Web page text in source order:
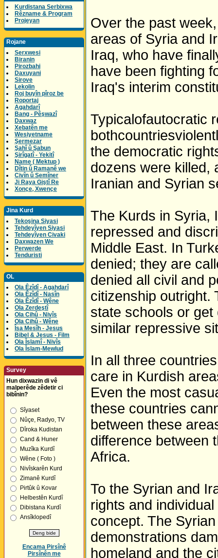
Kurdistana Serbixwa
Rêzname & Program
Projeyan
Rojane
Serxwesi
Biranin
Pirozbahi
Daxuyani
Sirove
Lekolin
Roj buyîn pîroz be
Roportaj
Agahdarî
Bang - Pêşwazî
Daxwaz
Xebatên me
Wesiyetname
Şermezar
Şahî û Şabun
Şirîgatî - Yekitî
Name ( Mektup )
Dîtin û Ramanê we
Civîn û Semîner
Ji Raya Giştî Re
Xonçe, Xwençe
Jina Kurd
Tekoşina Siyasi
Tehdeyîyen Siyasi
Tehdeyîyen Civaki
Daxwazen We
Perwerde
Tenduristi
OL
Ola Êzîdî - Agahdarî
Ola Êzîdî - Nasîn
Ola Êzîdî - Wêne
Ola Zerdeştî
Ola Cihû - Nivîs
Ola Cihû - Wêne
Îsa Mesîh - Jesus
Bibel & Jesus - Film
Ola Îslamî - Nivîs
Ola Îslam-Mewlud
Survey
Hun dixwazin di vê
malperêde zêdetir ci
bibînin?
Sîyaset
Nûçe, Radyo, TV
Dîroka Kudistan
Cand & Huner
Muzîka Kurdî
Wêne ( Foto )
Nivîskarên Kurd
Zimanê Kurdî
Pirtûk û Kovar
Helbestên Kurdî
Dibistana Kurdî
Ansîklopedî
Encama Pirsînê
Pirsînên me
Over the past
areas of Syria and
Iraq, who have
have been fighting
Iraq's interim
Typicalofautocratic
the democratic
dozens were killed,
Iranian and Syrian
The Kurds in Syria,
repressed and
Middle East. In
denied; they are
denied all civil and
citizenship outright.
state schools or
similar repressive
In all three
care in Kurdish
Even the most
these countries
between these
difference between
Africa.
To the Syrian and
rights and
concept. The
demonstrations
homeland and the